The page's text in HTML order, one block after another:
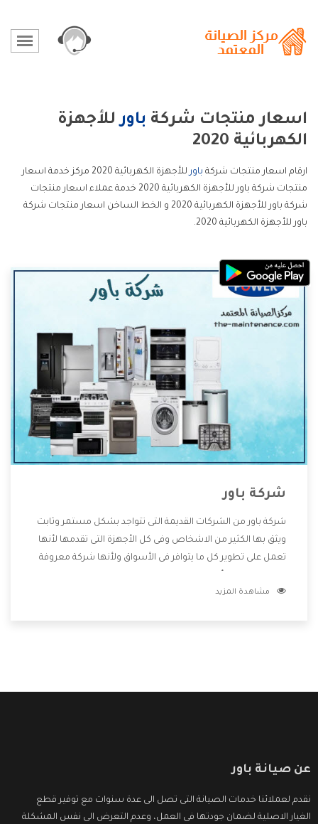
اسعار منتجات شركة باورللأجهزة
الكهربائية 2020
ارقام اسعار منتجات شركة باور
للأجهزة الكهربائية 2020 مركز خدمة اسعار
منتجات شركة باور للأجهزة الكهربائية 2020 خدمة عملاء اسعار منتجات
شركة باور للأجهزة الكهربائية 2020 و الخط الساخن اسعار منتجات شركة
باور للأجهزة الكهربائية 2020.
شركة باور
شركة باور من الشركات القديمة التى تتواجد بشكل مستمر وثابت
ويثق بها الكثير من الاشخاص وفى كل الأجهزة التى تقدمها لأنها
تعمل على تطوير كل ما يتوافر فى الأسواق ولأنها شركة معروفة
للعملاء أقوى العروض والخصومات التى تسهل على المستهلك
مشاهدة المزيد
عن صيانة باور
نقدم لعملائنا خدمات الصيانة التى تصل الى عدة سنوات مع توفير قطع
الغيار الاصلية لضمان جودتها فى العمل، وعدم التعرض الى نفس المشكلة